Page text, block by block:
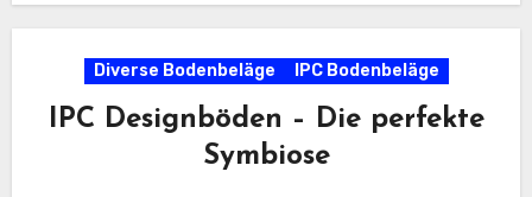
Diverse Bodenbeläge IPC Bodenbeläge
IPC Designböden – Die perfekte
Symbiose